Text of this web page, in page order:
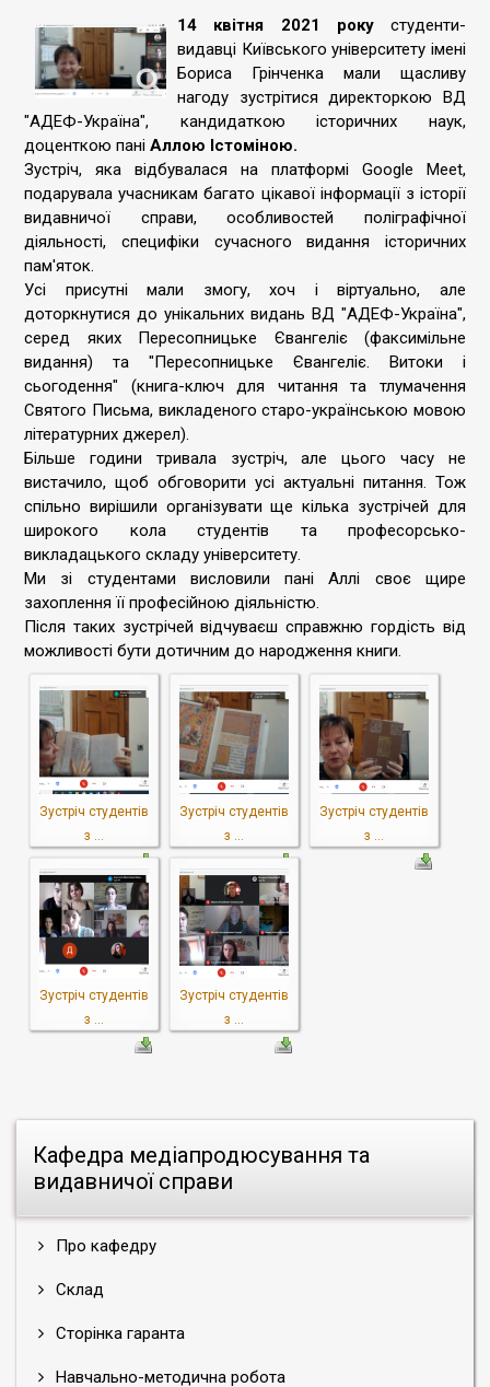
Кафедра медіапродюсування та
видавничої справи
Про кафедру
Склад
Сторінка гаранта
Навчально-методична робота
14 квітня 2021 рокустуденти-
видавці Київського університету імені
Бориса Грінченка мали щасливу
нагоду зустрітися директоркою ВД
"АДЕФ-Україна", кандидаткою історичних наук,
доценткою пані Аллою Істоміною.
Зустріч, яка відбувалася на платформі Google Meet,
подарувала учасникам багато цікавої інформації з історії
видавничої справи, особливостей поліграфічної
діяльності, специфіки сучасного видання історичних
пам'яток.
Усі присутні мали змогу, хоч і віртуально, але
доторкнутися до унікальних видань ВД "АДЕФ-Україна",
серед яких Пересопницьке Євангеліє (факсимільне
видання) та "Пересопницьке Євангеліє. Витоки і
сьогодення" (книга-ключ для читання та тлумачення
Святого Письма, викладеного старо-українською мовою
літературних джерел).
Більше години тривала зустріч, але цього часу не
вистачило, щоб обговорити усі актуальні питання. Тож
спільно вирішили організувати ще кілька зустрічей для
широкого кола студентів та професорсько-
викладацького складу університету.
Ми зі студентами висловили пані Аллі своє щире
захоплення її професійною діяльністю.
Після таких зустрічей відчуваєш справжню гордість від
можливості бути дотичним до народження книги.
Зустріч студентів
з ...
Зустріч студентів
з ...
Зустріч студентів
з ...
Зустріч студентів
з ...
Зустріч студентів
з ...